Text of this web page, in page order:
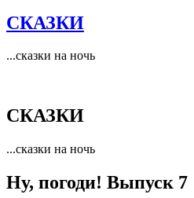
СКАЗКИ
...сказки на ночь
СКАЗКИ
...сказки на ночь
Ну, погоди! Выпуск 7